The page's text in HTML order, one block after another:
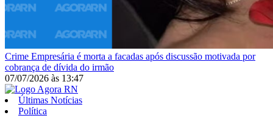
Crime Empresária é morta a facadas após discussão motivada por
cobrança de dívida do irmão
07/07/2026 às 13:47
Últimas Notícias
Política